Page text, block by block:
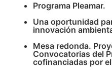
Programa Pleamar.
Una oportunidad
innovación
Mesa redonda.
Convocatorias del
cofinanciadas por el